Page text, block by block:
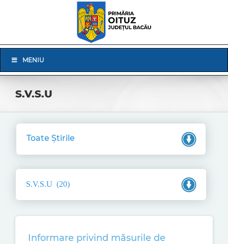
Navigation
MENIU
S.V.S.U
Informare privind măsurile de
Toate Știrile